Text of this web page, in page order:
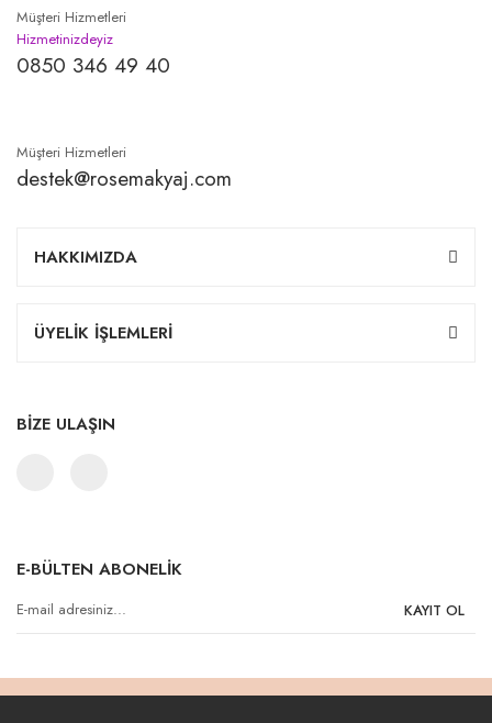
Müşteri Hizmetleri
Hizmetinizdeyiz
0850 346 49 40
Müşteri Hizmetleri
destek@rosemakyaj.com
HAKKIMIZDA
ÜYELİK İŞLEMLERİ
BİZE ULAŞIN
E-BÜLTEN ABONELİK
KAYIT OL